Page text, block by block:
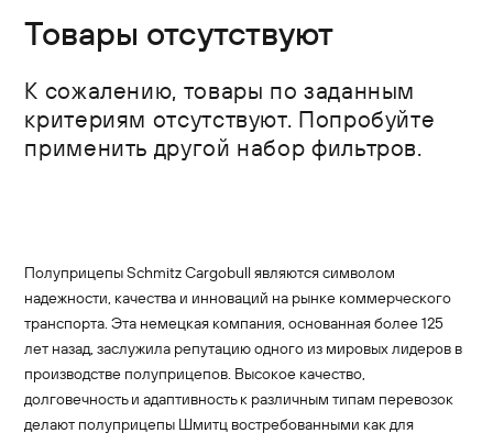
Товары отсутствуют
К сожалению, товары по заданным
критериям отсутствуют. Попробуйте
применить другой набор фильтров.
Полуприцепы Schmitz Cargobull являются символом
надежности, качества и инноваций на рынке коммерческого
транспорта. Эта немецкая компания, основанная более 125
лет назад, заслужила репутацию одного из мировых лидеров в
производстве полуприцепов. Высокое качество,
долговечность и адаптивность к различным типам перевозок
делают полуприцепы Шмитц востребованными как для